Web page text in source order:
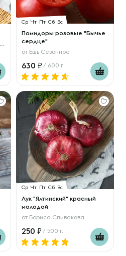
Ср Чт Пт Сб Вс
Помидоры розовые "Бычье
сердце"
от Ешь Сезонное
630 / 600 г
Ср Чт Пт Сб Вс
Лук "Ялтинский" красный
молодой
от Бориса Спивакова
250 / 500 г.